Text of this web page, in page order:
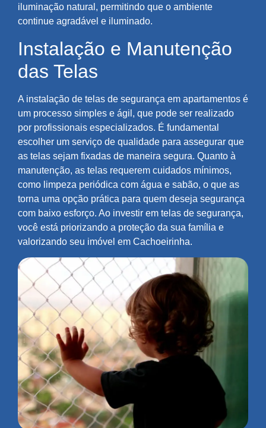
iluminação natural, permitindo que o ambiente
continue agradável e iluminado.
Instalação e Manutenção
das Telas
A instalação de telas de segurança em apartamentos é
um processo simples e ágil, que pode ser realizado
por profissionais especializados. É fundamental
escolher um serviço de qualidade para assegurar que
as telas sejam fixadas de maneira segura. Quanto à
manutenção, as telas requerem cuidados mínimos,
como limpeza periódica com água e sabão, o que as
torna uma opção prática para quem deseja segurança
com baixo esforço. Ao investir em telas de segurança,
você está priorizando a proteção da sua família e
valorizando seu imóvel em Cachoeirinha.